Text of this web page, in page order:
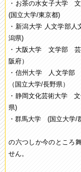
・お茶の水女子大学
(国立大学/東京都)
・新潟大学 人文学部
潟県)
・大阪大学 文学部 芸
阪府）
・信州大学 人文学部
（国立大学/長野県）
・静岡文化芸術大学
県)
・群馬大学 (国立大学/
の六つしか今のところ
せん。